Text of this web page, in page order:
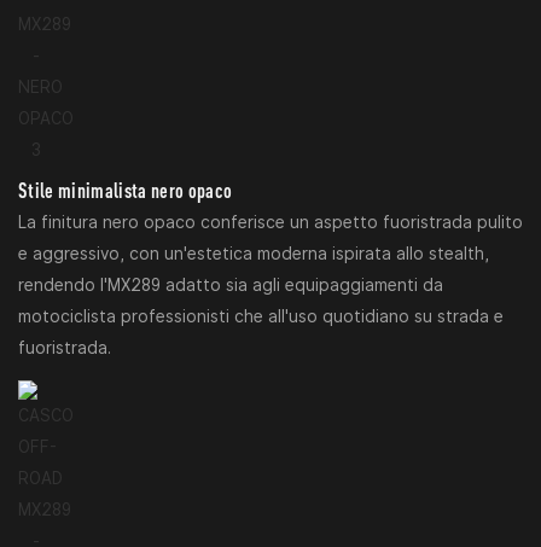
Stile minimalista nero opaco
La finitura nero opaco conferisce un aspetto fuoristrada pulito
e aggressivo, con un'estetica moderna ispirata allo stealth,
rendendo l'MX289 adatto sia agli equipaggiamenti da
motociclista professionisti che all'uso quotidiano su strada e
fuoristrada.